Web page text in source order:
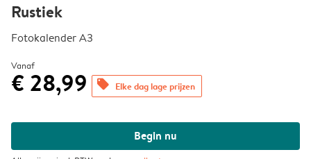
Rustiek
Fotokalender A3
Vanaf
€ 28,99 offers Elke dag lage prijzen
Begin nu